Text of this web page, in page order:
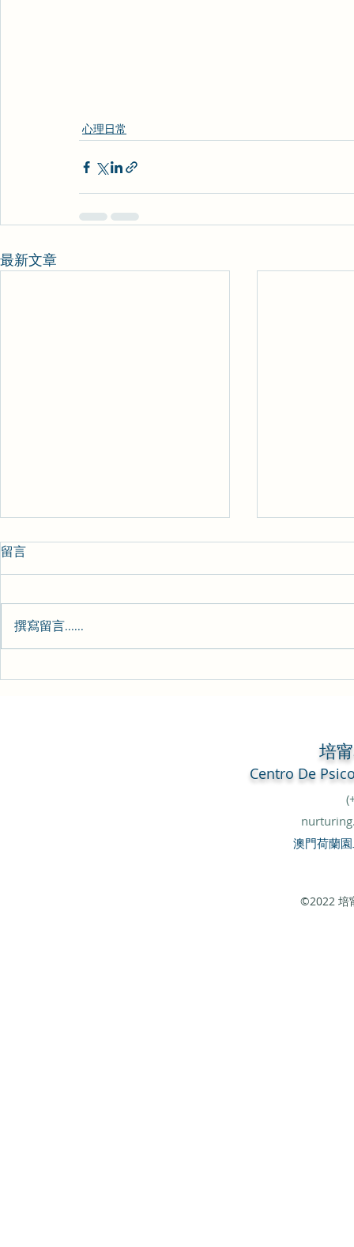
心理日常
最新文章
留言
撰寫留言......
培
Centro De
澳門荷蘭
©2022 培